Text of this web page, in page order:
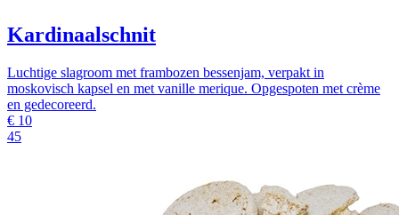
Kardinaalschnit
Luchtige slagroom met frambozen bessenjam, verpakt in
moskovisch kapsel en met vanille merique. Opgespoten met crème
en gedecoreerd.
€ 10
45